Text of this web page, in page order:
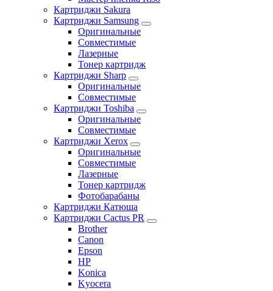
Картриджи Sakura
Картриджи Samsung
Оригинальные
Совместимые
Лазерные
Тонер картридж
Картриджи Sharp
Оригинальные
Совместимые
Картриджи Toshiba
Оригинальные
Совместимые
Картриджи Xerox
Оригинальные
Совместимые
Лазерные
Тонер картридж
Фотобарабаны
Картриджи Катюша
Картриджи Cactus PR
Brother
Canon
Epson
HP
Konica
Kyocera